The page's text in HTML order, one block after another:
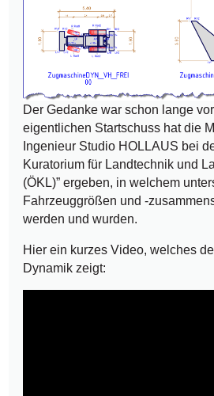
Der Gedanke war schon lange
eigentlichen Startschuss hat die
Ingenieur Studio HOLLAUS bei
Kuratorium für Landtechnik und
(ÖKL)” ergeben, in welchem
Fahrzeuggrößen und -
werden und wurden.
Hier ein kurzes Video, welches
Dynamik zeigt: